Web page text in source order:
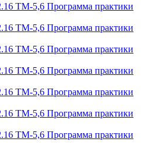
ТМ-5,6 Программа практики
ТМ-5,6 Программа практики
ТМ-5,6 Программа практики
ТМ-5,6 Программа практики
ТМ-5,6 Программа практики
ТМ-5,6 Программа практики
ТМ-5,6 Программа практики